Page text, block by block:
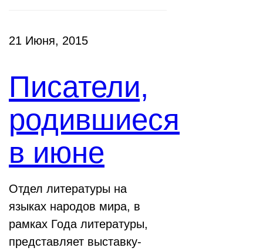
21 Июня, 2015
Писатели,
родившиеся
в июне
Отдел литературы на
языках народов мира, в
рамках Года литературы,
представляет выставку-